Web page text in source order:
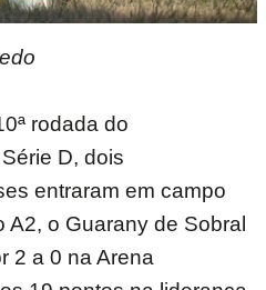
rodada do
D, dois
entraram em campo
o Guarany de Sobral
2 a 0 na Arena